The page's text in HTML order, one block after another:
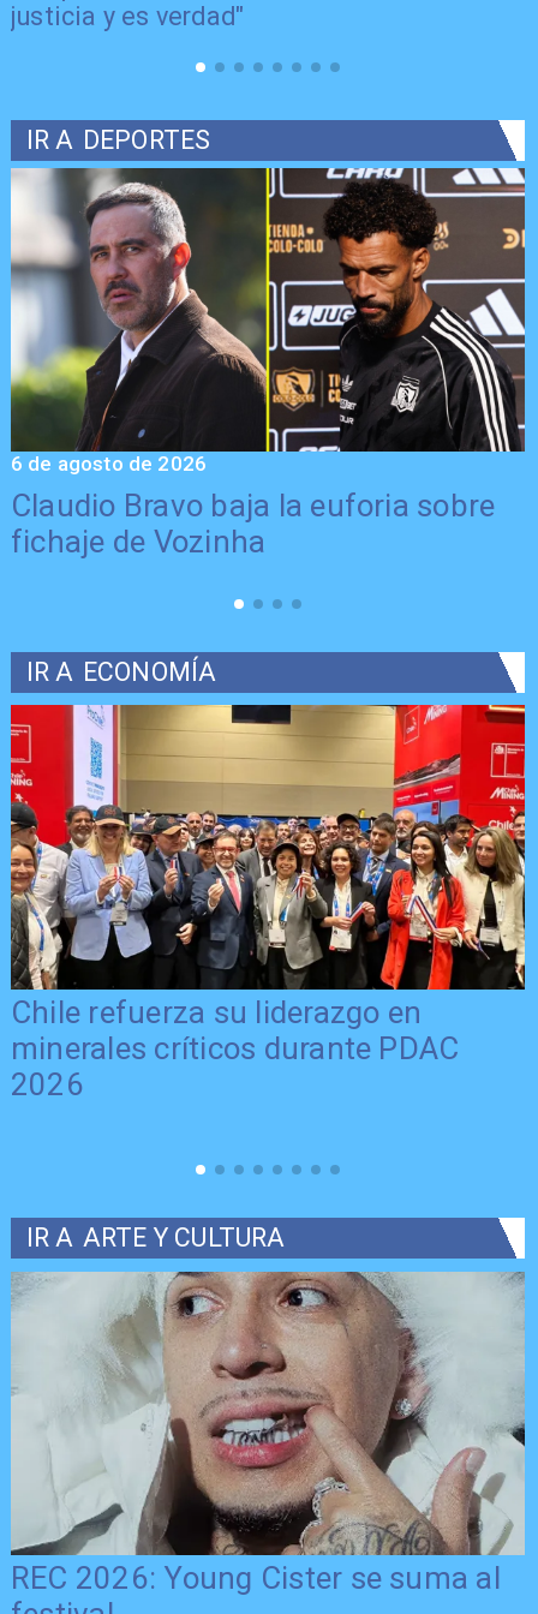
justicia y es verdad"
IR A DEPORTES
Claudio Bravo baja la euforia sobre
fichaje de Vozinha
6 de agosto de 2026
IR A ECONOMÍA
Chile refuerza su liderazgo en
minerales críticos durante PDAC
2026
IR A ARTE Y CULTURA
REC 2026: Young Cister se suma al